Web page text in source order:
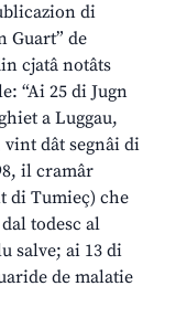
di
Guart” de
cjatâ notâts
“Ai 25 di Jugn
a Luggau,
dât segnâi di
il cramâr
di Tumieç) che
todesc al
salve; ai 13 di
de malatie